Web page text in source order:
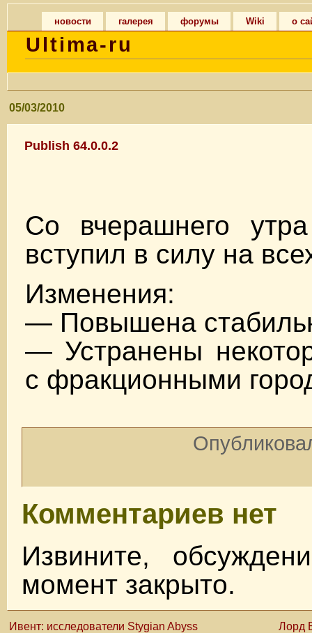
новости галерея форумы Wiki о
Ultima-ru
05/03/2010
Publish 64.0.0.2
Со вчерашнего
вступил в силу на
Изменения:
— Повышена
— Устранены
с фракционными
Комментариев нет
Извините,
момент закрыто.
Лорд
Ивент: исследователи Stygian Abyss